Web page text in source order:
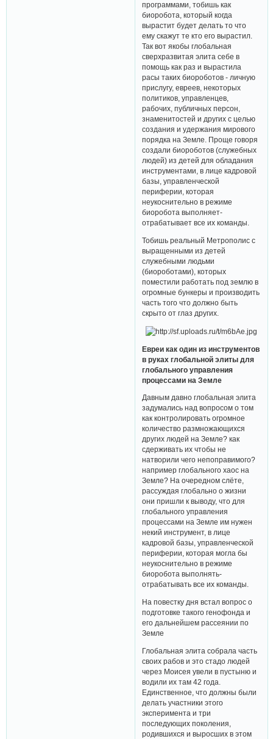
программами, тобишь как
биоробота, который когда
вырастит будет делать то что
ему скажут те кто его вырастил.
Так вот якобы глобальная
сверхразвитая элита себе в
помощь как раз и вырастила
расы таких биороботов - личную
прислугу, евреев, некоторых
политиков, управленцев,
рабочих, публичных персон,
знаменитостей и других с целью
создания и удержания мирового
порядка на Земле. Проще говоря
создали биороботов (служебных
людей) из детей для обладания
инструментами, в лице кадровой
базы, управленческой
периферии, которая
неукоснительно в режиме
биоробота выполняет-
отрабатывает все их команды.
Тобишь реальный Метрополис с
выращенными из детей
служебными людьми
(биороботами), которых
поместили работать под землю в
огромные бункеры и производить
часть того что должно быть
скрыто от глаз других.
Евреи как один из инструментов
в руках глобальной элиты для
глобального управления
процессами на Земле
Давным давно глобальная элита
задумались над вопросом о том
как контролировать огромное
количество размножающихся
других людей на Земле? как
сдерживать их чтобы не
натворили чего непоправимого?
например глобального хаос на
Земле? На очередном слёте,
рассуждая глобально о жизни
они пришли к выводу, что для
глобального управления
процессами на Земле им нужен
некий инструмент, в лице
кадровой базы, управленческой
периферии, которая могла бы
неукоснительно в режиме
биоробота выполнять-
отрабатывать все их команды.
На повестку дня встал вопрос о
подготовке такого генофонда и
его дальнейшем рассеянии по
Земле
Глобальная элита собрала часть
своих рабов и это стадо людей
через Моисея увели в пустыню и
водили их там 42 года.
Единственное, что должны были
делать участники этого
эксперимента и три
последующих поколения,
родившихся и выросших в этом